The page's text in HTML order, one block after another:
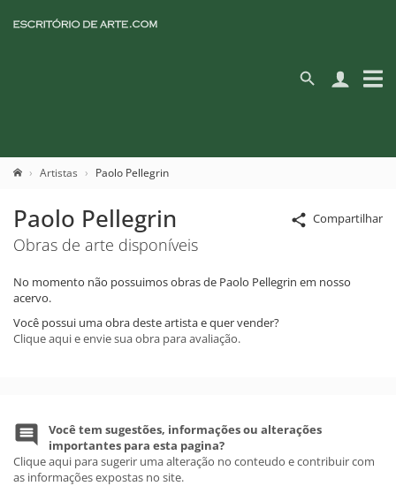
Artistas Paolo Pellegrin
Compartilhar
Paolo Pellegrin
Obras de arte disponíveis
No momento não possuimos obras de Paolo Pellegrin em nosso
acervo.
Você possui uma obra deste artista e quer vender?
Clique aqui e envie sua obra para avaliação.
Você tem sugestões, informações ou alterações
importantes para esta pagina?
Clique aqui para sugerir uma alteração no conteudo e contribuir com
as informações expostas no site.